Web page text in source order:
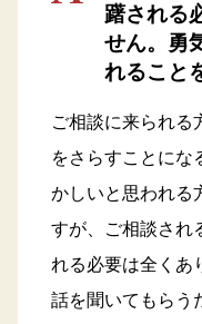
躇される
せん。勇
れること
ご相談に来られる
をさらすことにな
かしいと思われる
すが、ご相談され
れる必要は全くあ
話を聞いてもらう